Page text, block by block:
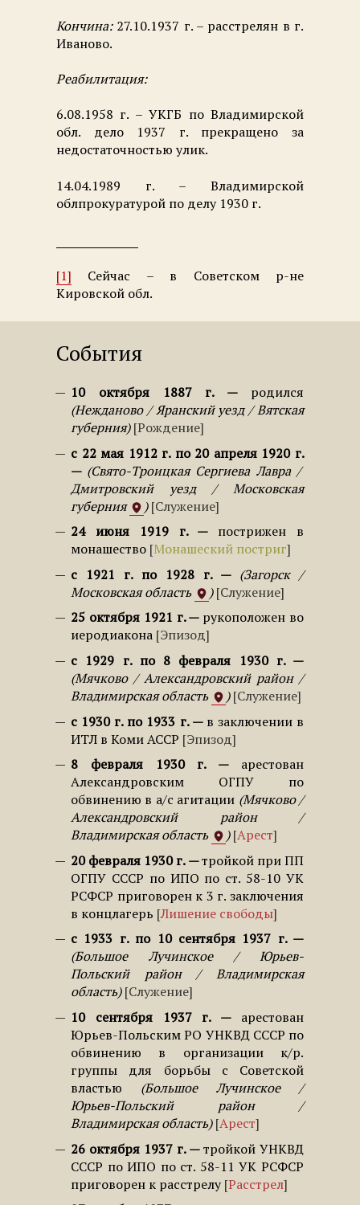
Кончина: 27.10.1937 г. – расстрелян в г.
Иваново.
Реабилитация:
6.08.1958 г. – УКГБ по Владимирской
обл. дело 1937 г. прекращено за
недостаточностью улик.
14.04.1989 г. – Владимирской
облпрокуратурой по делу 1930 г.
[1] Сейчас – в Советском р-не
Кировской обл.
События
10 октября 1887 г.
родился
Нежданово / Яранский уезд / Вятская
губерния
Рождение
с 22 мая 1912 г. по 20 апреля 1920 г.
Свято-Троицкая Сергиева Лавра /
Дмитровский уезд / Московская
губерния
Служение
24 июня 1919 г.
пострижен в
монашество Монашеский постриг
с 1921 г. по 1928 г.
Загорск /
Московская область
Служение
25 октября 1921 г.
рукоположен во
иеродиакона Эпизод
с 1929 г. по 8 февраля 1930 г.
Мячково / Александровский район /
Владимирская область
Служение
с 1930 г. по 1933 г.
в заключении в
ИТЛ в Коми АССР Эпизод
8 февраля 1930 г.
арестован
Александровским ОГПУ по
обвинению в а/с агитации Мячково /
Александровский район /
Владимирская область
Арест
20 февраля 1930 г.
тройкой при ПП
ОГПУ СССР по ИПО по ст. 58-10 УК
РСФСР приговорен к 3 г. заключения
в концлагерь Лишение свободы
с 1933 г. по 10 сентября 1937 г.
Большое Лучинское / Юрьев-
Польский район / Владимирская
область
Служение
10 сентября 1937 г.
арестован
Юрьев-Польским РО УНКВД СССР по
обвинению в организации к/р.
группы для борьбы с Советской
властью
Большое Лучинское /
Юрьев-Польский район /
Владимирская область
Арест
26 октября 1937 г.
тройкой УНКВД
СССР по ИПО по ст. 58-11 УК РСФСР
приговорен к расстрелу Расстрел